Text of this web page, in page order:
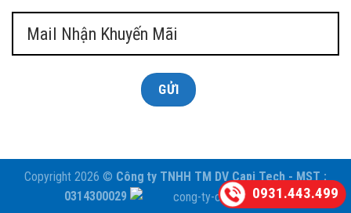
Copyright 2026 © Công ty TNHH TM DV Capi Tech - MST :
0314300029
0931.443.499